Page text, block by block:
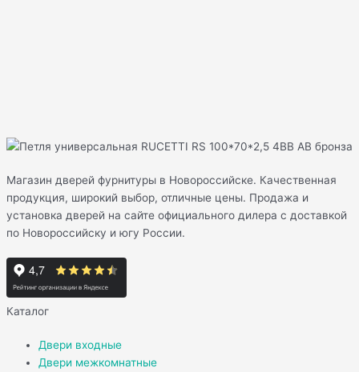
Магазин дверей фурнитуры в Новороссийске. Качественная
продукция, широкий выбор, отличные цены. Продажа и
установка дверей на сайте официального дилера с доставкой
по Новороссийску и югу России.
Каталог
Двери входные
Двери межкомнатные